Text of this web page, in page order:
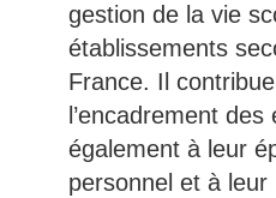
gestion de la vie
établissements
France. Il
l’encadrement
également à leur
personnel et à